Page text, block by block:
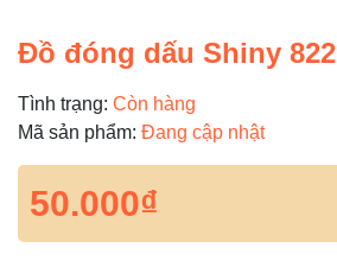
Đồ đóng dấu Shiny 822
Tình trạng: Còn hàng
Mã sản phẩm: Đang cập nhật
50.000₫